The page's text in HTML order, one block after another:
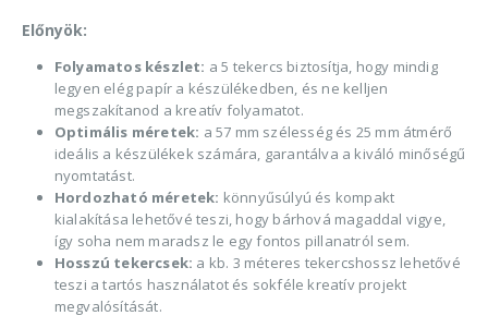
Előnyök:
Folyamatos készlet: a 5 tekercs biztosítja, hogy mindig
legyen elég papír a készülékedben, és ne kelljen
megszakítanod a kreatív folyamatot.
Optimális méretek: a 57 mm szélesség és 25 mm átmérő
ideális a készülékek számára, garantálva a kiváló minőségű
nyomtatást.
Hordozható méretek: könnyűsúlyú és kompakt
kialakítása lehetővé teszi, hogy bárhová magaddal vigye,
így soha nem maradsz le egy fontos pillanatról sem.
Hosszú tekercsek: a kb. 3 méteres tekercshossz lehetővé
teszi a tartós használatot és sokféle kreatív projekt
megvalósítását.